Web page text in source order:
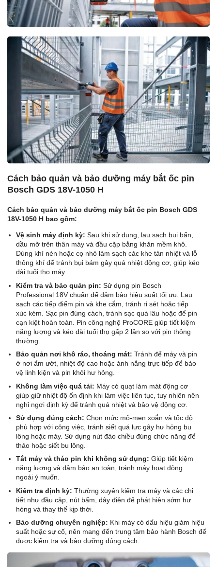
Cách bảo quản và bảo dưỡng máy bắt ốc pin
Bosch GDS 18V-1050 H
Cách bảo quản và bảo dưỡng máy bắt ốc pin Bosch GDS
18V-1050 H bao gồm:
Vệ sinh máy định kỳ: Sau khi sử dụng, lau sạch bụi bẩn,
dầu mỡ trên thân máy và đầu cặp bằng khăn mềm khô.
Dùng khí nén hoặc cọ nhỏ làm sạch các khe tản nhiệt và lỗ
thông khí để tránh bụi bám gây quá nhiệt động cơ, giúp kéo
dài tuổi thọ máy.
Kiểm tra và bảo quản pin: Sử dụng pin Bosch
Professional 18V chuẩn để đảm bảo hiệu suất tối ưu. Lau
sạch các tiếp điểm pin và khe cắm, tránh rỉ sét hoặc tiếp
xúc kém. Sạc pin đúng cách, tránh sạc quá lâu hoặc để pin
cạn kiệt hoàn toàn. Pin công nghệ ProCORE giúp tiết kiệm
năng lượng và kéo dài tuổi thọ gấp 2 lần so với pin thông
thường.
Bảo quản nơi khô ráo, thoáng mát: Tránh để máy và pin
ở nơi ẩm ướt, nhiệt độ cao hoặc ánh nắng trực tiếp để bảo
vệ linh kiện và pin khỏi hư hỏng.
Không làm việc quá tải: Máy có quạt làm mát động cơ
giúp giữ nhiệt độ ổn định khi làm việc liên tục, tuy nhiên nên
nghỉ ngơi định kỳ để tránh quá nhiệt và bảo vệ động cơ.
Sử dụng đúng cách: Chọn mức mô-men xoắn và tốc độ
phù hợp với công việc, tránh siết quá lực gây hư hỏng bu
lông hoặc máy. Sử dụng nút đảo chiều đúng chức năng để
tháo hoặc siết bu lông.
Tắt máy và tháo pin khi không sử dụng: Giúp tiết kiệm
năng lượng và đảm bảo an toàn, tránh máy hoạt động
ngoài ý muốn.
Kiểm tra định kỳ: Thường xuyên kiểm tra máy và các chi
tiết như đầu cặp, nút bấm, dây điện để phát hiện sớm hư
hỏng và thay thế kịp thời.
Bảo dưỡng chuyên nghiệp: Khi máy có dấu hiệu giảm hiệu
suất hoặc sự cố, nên mang đến trung tâm bảo hành Bosch để
được kiểm tra và bảo dưỡng đúng cách.